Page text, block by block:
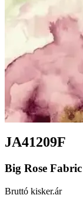
JA41209F
Big Rose Fabric
Bruttó kisker.ár